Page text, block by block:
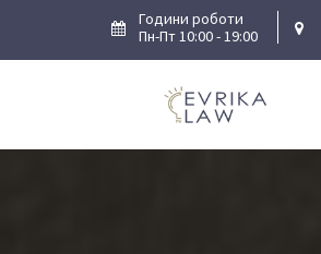
content
Години роботи
Пн-Пт 10:00 - 19:00